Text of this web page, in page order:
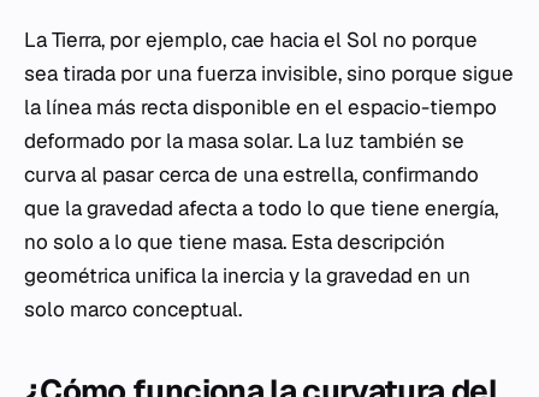
La Tierra, por ejemplo, cae hacia el Sol no porque
sea tirada por una fuerza invisible, sino porque sigue
la línea más recta disponible en el espacio-tiempo
deformado por la masa solar. La luz también se
curva al pasar cerca de una estrella, confirmando
que la gravedad afecta a todo lo que tiene energía,
no solo a lo que tiene masa. Esta descripción
geométrica unifica la inercia y la gravedad en un
solo marco conceptual.